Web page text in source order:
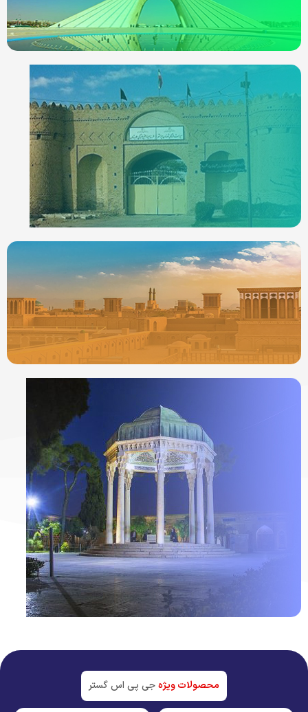
ردیاب خودرو در
ردیاب خودرو درایرانشهر
جدیدترین ردیابها
ردیاب خودرو درشیراز
محصولات ویژهجی پی اس گستر